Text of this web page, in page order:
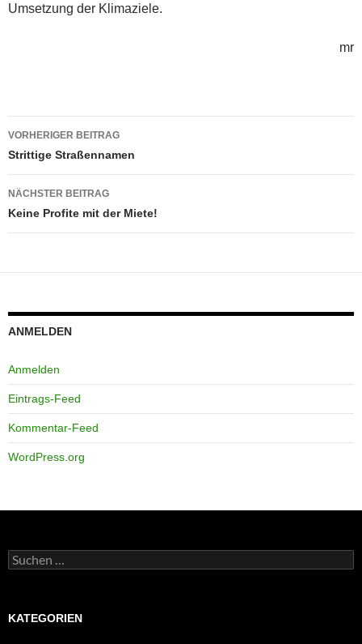
Umsetzung der Klimaziele.
mr
Beitragsnavigation
VORHERIGER BEITRAG
Strittige Straßennamen
NÄCHSTER BEITRAG
Keine Profite mit der Miete!
ANMELDEN
Anmelden
Eintrags-Feed
Kommentar-Feed
WordPress.org
Suchen
nach:
KATEGORIEN